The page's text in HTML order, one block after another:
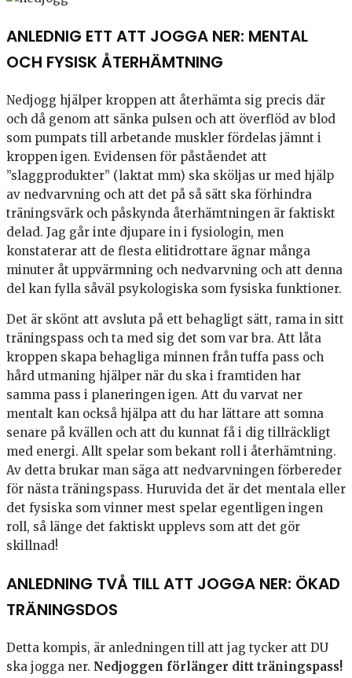
ANLEDNIG ETT ATT JOGGA NER: MENTAL
OCH FYSISK ÅTERHÄMTNING
Nedjogg hjälper kroppen att återhämta sig precis där
och då genom att sänka pulsen och att överflöd av blod
som pumpats till arbetande muskler fördelas jämnt i
kroppen igen. Evidensen för påståendet att
”slaggprodukter” (laktat mm) ska sköljas ur med hjälp
av nedvarvning och att det på så sätt ska förhindra
träningsvärk och påskynda återhämtningen är faktiskt
delad. Jag går inte djupare in i fysiologin, men
konstaterar att de flesta elitidrottare ägnar många
minuter åt uppvärmning och nedvarvning och att denna
del kan fylla såväl psykologiska som fysiska funktioner.
Det är skönt att avsluta på ett behagligt sätt, rama in sitt
träningspass och ta med sig det som var bra. Att låta
kroppen skapa behagliga minnen från tuffa pass och
hård utmaning hjälper när du ska i framtiden har
samma pass i planeringen igen. Att du varvat ner
mentalt kan också hjälpa att du har lättare att somna
senare på kvällen och att du kunnat få i dig tillräckligt
med energi. Allt spelar som bekant roll i återhämtning.
Av detta brukar man säga att nedvarvningen förbereder
för nästa träningspass. Huruvida det är det mentala eller
det fysiska som vinner mest spelar egentligen ingen
roll, så länge det faktiskt upplevs som att det gör
skillnad!
ANLEDNING TVÅ TILL ATT JOGGA NER: ÖKAD
TRÄNINGSDOS
Detta kompis, är anledningen till att jag tycker att DU
ska jogga ner. Nedjoggen förlänger ditt träningspass!